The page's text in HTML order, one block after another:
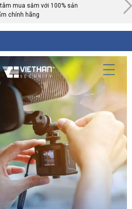
mua sắm với 100% sản
chính hãng